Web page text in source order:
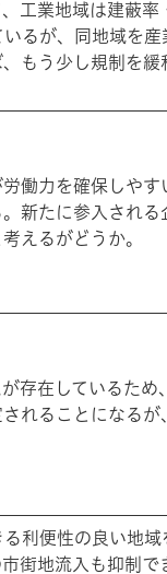
工業地域は建蔽率
るが、同地域を産
もう少し規制を緩
働力を確保しやす
新たに参入される
えるがどうか。
存在しているため
れることになるが
利便性の良い地域
街地流入も抑制で